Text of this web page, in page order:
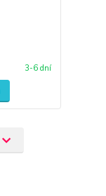
3-6 dní